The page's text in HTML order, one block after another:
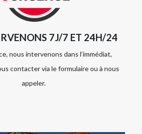
7J/7 ET 24H/24
nous intervenons dans l’immédiat,
contacter via le formulaire ou à nous
appeler.